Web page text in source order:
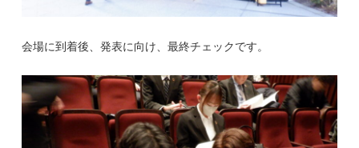
会場に到着後、発表に向け、最終チェックです。